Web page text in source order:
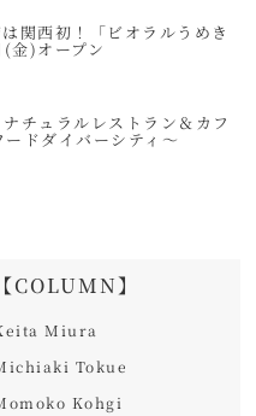
関西初！「ビオラルうめき
金)オープン
チュラルレストラン＆カフ
ドダイバーシティ～
【COLUMN】
Miura
Tokue
Kohgi